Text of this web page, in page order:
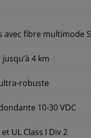
fibre multimode
4 km
robuste
10-30 VDC
UL Class I Div 2